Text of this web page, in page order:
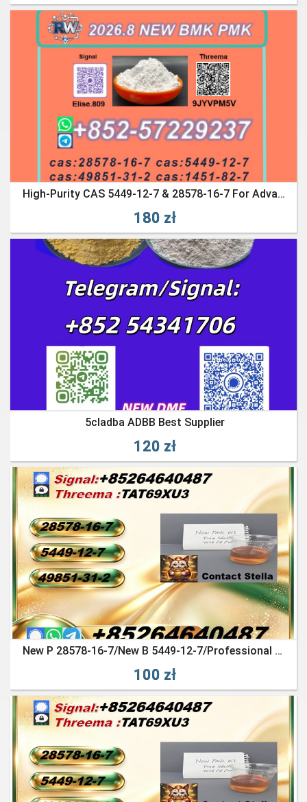
High-Purity CAS 5449-12-7 & 28578-16-7 For Advanced Synthesis
180 zł
5cladba ADBB Best Supplier
120 zł
New P 28578-16-7/New B 5449-12-7/Professional Chemical Logistics
100 zł